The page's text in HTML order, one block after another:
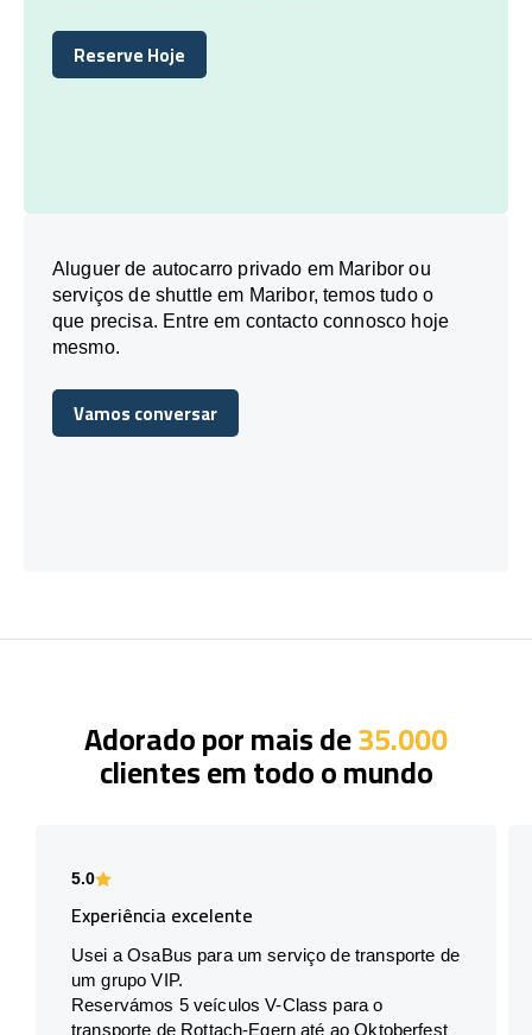
Reserve Hoje
Reserve Hoje
Aluguer de autocarro privado em Maribor ou
serviços de shuttle em Maribor, temos tudo o
que precisa. Entre em contacto connosco hoje
mesmo.
Vamos conversar
Vamos conversar
Adorado por mais de35.000
clientes em todo o mundo
5.0
Experiência excelente
Usei a OsaBus para um serviço de transporte de
um grupo VIP.
Reservámos 5 veículos V-Class para o
transporte de Rottach-Egern até ao Oktoberfest